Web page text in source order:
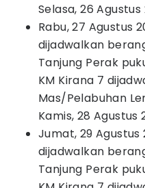
Selasa, 26
Rabu, 27 Agustus
dijadwalkan
Tanjung Perak
KM Kirana 7
Mas/Pelabuhan
Kamis, 28 Agustus
Jumat, 29 Agustus
dijadwalkan
Tanjung Perak